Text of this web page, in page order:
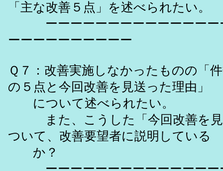
「主な改善５点」を述べられたい。
ーーーーーーーーーーーーーー
ーーーーーーーーーー
Ｑ７：改善実施しなかったものの「
の５点と今回改善を見送った理由」
について述べられたい。
また、こうした「今回改善を見
ついて、改善要望者に説明している
か？